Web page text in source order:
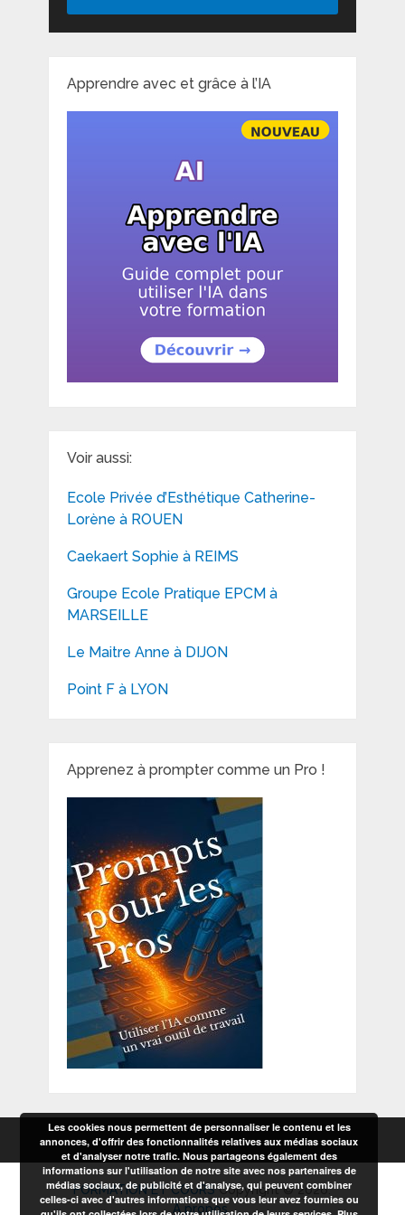
Apprendre avec et grâce à l’IA
Voir aussi:
Ecole Privée d’Esthétique Catherine-
Lorène à ROUEN
Caekaert Sophie à REIMS
Groupe Ecole Pratique EPCM à
MARSEILLE
Le Maitre Anne à DIJON
Point F à LYON
Apprenez à prompter comme un Pro !
FORMATION ET COURSCopyright © 2026.
A propos
Les cookies nous permettent de personnaliser le contenu et les
annonces, d'offrir des fonctionnalités relatives aux médias sociaux
et d'analyser notre trafic. Nous partageons également des
informations sur l'utilisation de notre site avec nos partenaires de
médias sociaux, de publicité et d'analyse, qui peuvent combiner
celles-ci avec d'autres informations que vous leur avez fournies ou